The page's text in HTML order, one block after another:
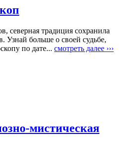
северная традиция сохранила
Узнай больше о своей судьбе,
по дате... смотреть далее ›››
мистическая